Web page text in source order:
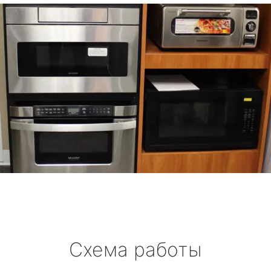
Схема работы